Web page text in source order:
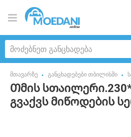
მთავარზე განცხადებები თბილისში
Თმის
გვაქვს მიწოდების